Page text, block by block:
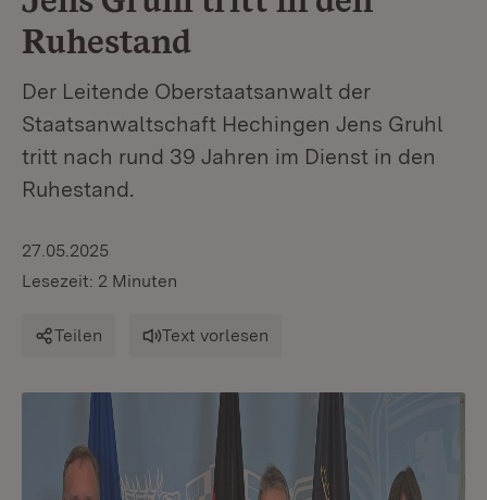
Ruhestand
Der Leitende Oberstaatsanwalt der
Staatsanwaltschaft Hechingen Jens Gruhl
tritt nach rund 39 Jahren im Dienst in den
Ruhestand.
27.05.2025
Lesezeit: 2 Minuten
Teilen Text vorlesen